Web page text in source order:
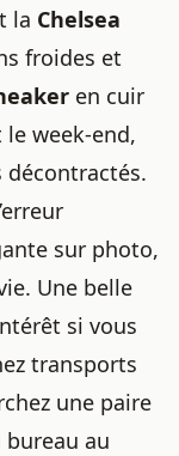
la Chelsea
froides et
en cuir
le week-end,
décontractés.
sur photo,
Une belle
si vous
transports
une paire
au